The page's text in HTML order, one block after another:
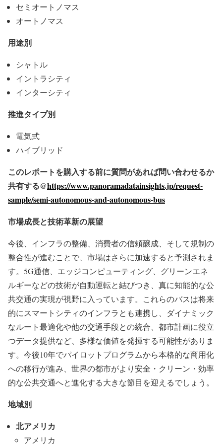
セミオートノマス
オートノマス
用途別
シャトル
イントラシティ
インターシティ
推進タイプ別
電気式
ハイブリッド
このレポートを購入する前に質問があれば問い合わせるか
共有する@https://www.panoramadatainsights.jp/request-
sample/semi-autonomous-and-autonomous-bus
市場成長と技術革新の展望
今後、インフラの整備、消費者の信頼醸成、そして規制の
整合性が進むことで、市場はさらに加速すると予測されま
す。5G通信、エッジコンピューティング、グリーンエネ
ルギーなどの技術が自動運転と結びつき、真に知能的な公
共交通の実現が視野に入っています。これらのバスは将来
的にスマートシティのインフラとも連携し、ダイナミック
なルート最適化や他の交通手段との統合、都市計画に役立
つデータ提供など、多様な価値を発揮する可能性がありま
す。今後10年でパイロットプログラムから本格的な商用化
への移行が進み、世界の都市がより安全・クリーン・効率
的な公共交通へと進化する大きな節目を迎えるでしょう。
地域別
北アメリカ
アメリカ